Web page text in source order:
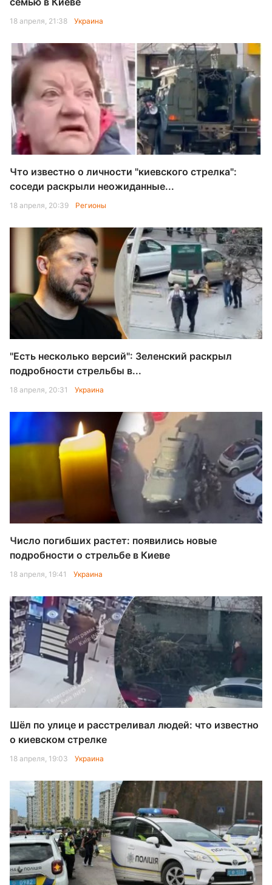
18 апреля, 21:38 Украина
Что известно о личности "киевского стрелка":
соседи раскрыли неожиданные...
18 апреля, 20:39 Регионы
"Есть несколько версий": Зеленский раскрыл
подробности стрельбы в...
18 апреля, 20:31 Украина
Число погибших растет: появились новые
подробности о стрельбе в Киеве
18 апреля, 19:41 Украина
Шёл по улице и расстреливал людей: что известно
о киевском стрелке
18 апреля, 19:03 Украина